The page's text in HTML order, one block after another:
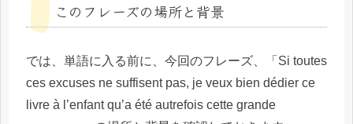
このフレーズの場所と背景
では、単語に入る前に、今回のフレーズ、「Si toutes
ces excuses ne suffisent pas, je veux bien dédier ce
livre à l’enfant qu’a été autrefois cette grande